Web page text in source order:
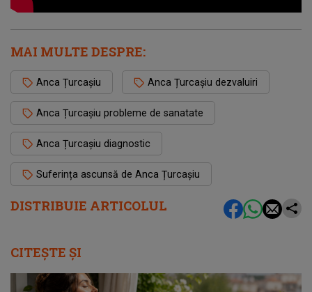
DISTRIBUIE ARTICOLUL
MAI MULTE DESPRE:
Anca Țurcașiu Anca Țurcașiu dezvaluiri
Anca Țurcașiu probleme de sanatate
Anca Țurcașiu diagnostic
Suferința ascunsă de Anca Țurcașiu
CITEȘTE ȘI